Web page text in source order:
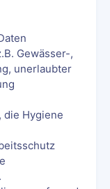
Gewässer-,
unerlaubter
die Hygiene